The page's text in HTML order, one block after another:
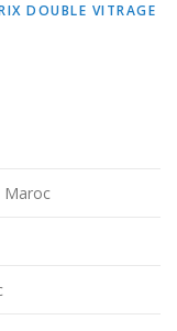
DOUBLE VITRAGE
Maroc